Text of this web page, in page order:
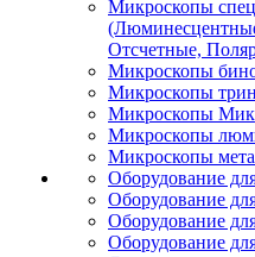
Микроскопы
Отсчетные,
Микроскопы
Микроскопы
Микроскопы
Микроскопы
Микроскопы
Оборудование
Оборудование
Оборудование
Оборудование